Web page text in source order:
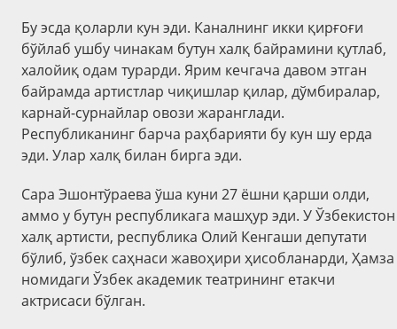
Бу эсда қоларли кун эди. Каналнинг икки қирғоғи
бўйлаб ушбу чинакам бутун халқ байрамини қутлаб,
халойиқ одам турарди. Ярим кечгача давом этган
байрамда артистлар чиқишлар қилар, дўмбиралар,
карнай-сурнайлар овози жаранглади.
Республиканинг барча раҳбарияти бу кун шу ерда
эди. Улар халқ билан бирга эди.
Сара Эшонтўраева ўша куни 27 ёшни қарши олди,
аммо у бутун республикага машҳур эди. У Ўзбекистон
халқ артисти, республика Олий Кенгаши депутати
бўлиб, ўзбек саҳнаси жавоҳири ҳисобланарди, Ҳамза
номидаги Ўзбек академик театрининг етакчи
актрисаси бўлган.